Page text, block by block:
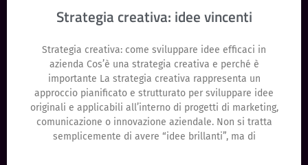
Strategia creativa: idee vincenti
Strategia creativa: come sviluppare idee efficaci in
azienda Cos’è una strategia creativa e perché è
importante La strategia creativa rappresenta un
approccio pianificato e strutturato per sviluppare idee
originali e applicabili all’interno di progetti di marketing,
comunicazione o innovazione aziendale. Non si tratta
semplicemente di avere “idee brillanti”, ma di